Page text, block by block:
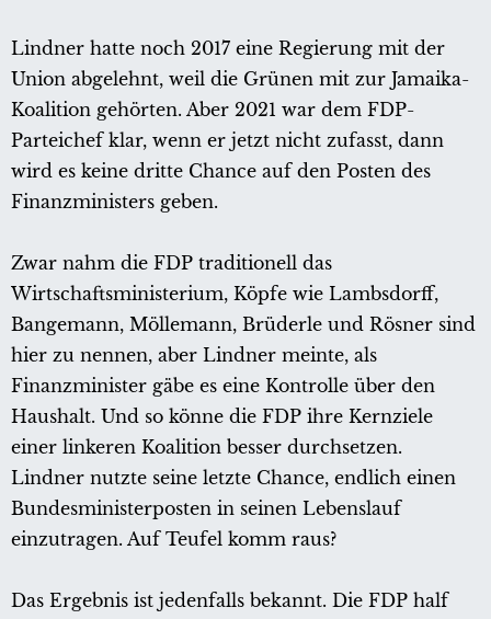
Lindner hatte noch 2017 eine Regierung mit der
Union abgelehnt, weil die Grünen mit zur Jamaika-
Koalition gehörten. Aber 2021 war dem FDP-
Parteichef klar, wenn er jetzt nicht zufasst, dann
wird es keine dritte Chance auf den Posten des
Finanzministers geben.
Zwar nahm die FDP traditionell das
Wirtschaftsministerium, Köpfe wie Lambsdorff,
Bangemann, Möllemann, Brüderle und Rösner sind
hier zu nennen, aber Lindner meinte, als
Finanzminister gäbe es eine Kontrolle über den
Haushalt. Und so könne die FDP ihre Kernziele
einer linkeren Koalition besser durchsetzen.
Lindner nutzte seine letzte Chance, endlich einen
Bundesministerposten in seinen Lebenslauf
einzutragen. Auf Teufel komm raus?
Das Ergebnis ist jedenfalls bekannt. Die FDP half